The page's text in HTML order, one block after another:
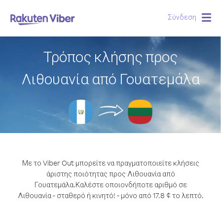
Σύνδεση
Τρόπος κλήσης προς
Λιθουανία από Γουατεμάλα
Με το Viber Out μπορείτε να πραγματοποιείτε κλήσεις
άριστης ποιότητας προς Λιθουανία από
Γουατεμάλα.Καλέστε οποιονδήποτε αριθμό σε
Λιθουανία - σταθερό ή κινητό! - μόνο από 17.8 ¢ το λεπτό.